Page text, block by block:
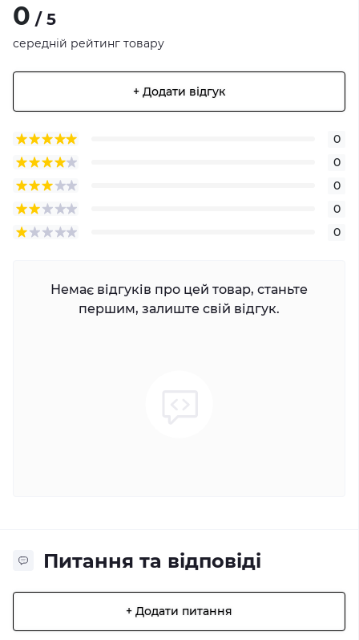
0 / 5
середній рейтинг товару
+ Додати відгук
0
0
0
0
0
Немає відгуків про цей товар, станьте
першим, залиште свій відгук.
Питання та відповіді
+ Додати питання